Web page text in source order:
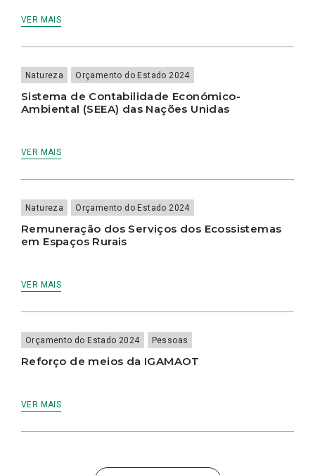
VER MAIS
Natureza Orçamento do Estado 2024
Sistema de Contabilidade Económico-
Ambiental (SEEA) das Nações Unidas
VER MAIS
Natureza Orçamento do Estado 2024
Remuneração dos Serviços dos Ecossistemas
em Espaços Rurais
VER MAIS
Orçamento do Estado 2024 Pessoas
Reforço de meios da IGAMAOT
VER MAIS